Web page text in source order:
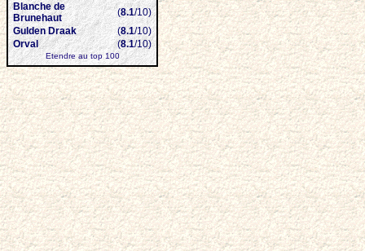
Blanche de
Brunehaut
(8.1/10)
Gulden Draak
(8.1/10)
Orval
(8.1/10)
Etendre au top 100